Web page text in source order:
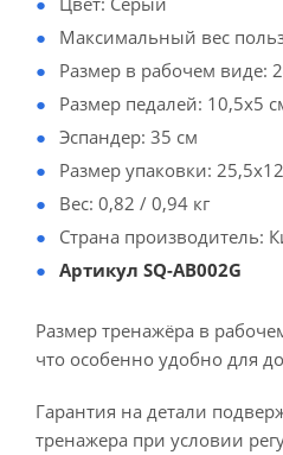
Максимальный вес
Размер в рабочем виде:
Размер педалей: 10,5х5
Эспандер: 35 см
Размер упаковки:
Вес: 0,82 / 0,94 кг
Страна производитель:
Артикул SQ-AB002G
Размер тренажёра в
что особенно удобно для
Гарантия на детали
тренажера при условии